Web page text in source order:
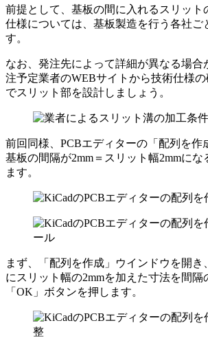
前提として、基板の間に入れるスリット
仕様については、 基板製造を行う各社ご
す。
なお、 発注先によって詳細が異なる場合
注予定業者のWEBサイトから技術仕様
でスリット部を設計しましょう。
前回同様、PCBエディターの「配列を作
基板の間隔が2mm＝スリット幅2mmにな
ます。
まず、「配列を作成」ウインドウを開き、
にスリット幅の2mmを加えた寸法を間隔
「OK」ボタンを押します。